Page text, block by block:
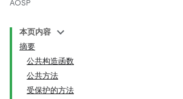
AOSP
本页内容
摘要
公共构造函数
公共方法
受保护的方法